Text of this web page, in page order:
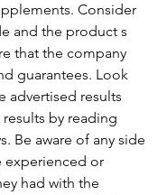
Consider
and the product s
that the company
guarantees. Look
advertised results
by reading
Be aware of any side
experienced or
had with the